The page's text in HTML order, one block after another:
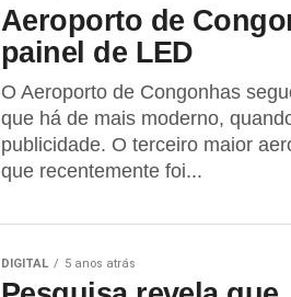
Aeroporto de
painel de LED
O Aeroporto de Congonhas
que há de mais moderno,
publicidade. O terceiro maior
que recentemente foi...
DIGITAL 5 anos atrás